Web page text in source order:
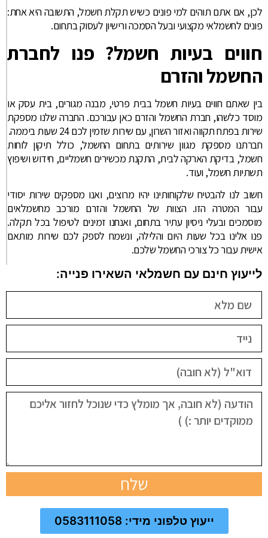
לכן, אם אתם תוהים למי פונים כשיש תקלת חשמל, התשובה היא אחת:
פונים לחשמלאי מקצועי ובעל הסמכה ורישיון לעסוק בתחום.
חווים בעיות חשמל? פנו לחברת
החשמל והזרם
בין שאתם חווים בעיות חשמל בבית פרטי, מבנה מגורים, בית עסק או
מוסד כלשהו, חברת החשמל והזרם כאן עבורכם. החברה שלנו מספקת
שירות בפתח תקווה ואזור השרון, עם שירות שזמין לכם 24 שעות ביממה.
חברתנו מספקת מגוון שירותים בתחום החשמל, כולל תיקון לוחות
חשמל, בדיקת הארקה לבית, התקנת מכשירים חשמליים, חידוש ושיפוץ
תשתיות חשמל, ועוד.
חשוב לנו להבטיח שלקוחותינו יהיו מרוצים, ואנו מספקים שירות יסודי
עבור המטרה הזו. הצוות של החשמל והזרם מורכב מחשמלאים
מוסמכים ובעלי ניסיון עתיר בתחום, ואנחנו זמינים לטיפול בכל תקלה.
פנו אלינו בכל שעות היום והלילה, ונשמח לספק לכם שירות מותאם
אישית עבור כל צורכי החשמל שלכם.
לייעוץ חינם עם חשמלאי השאירו פנייה:
שלח
ייעוץ טלפוני מידי: 0583111058